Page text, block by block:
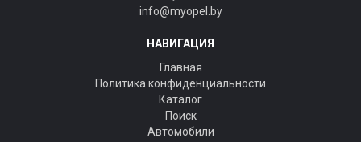
info@myopel.by
НАВИГАЦИЯ
Главная
Политика конфиденциальности
Каталог
Поиск
Автомобили